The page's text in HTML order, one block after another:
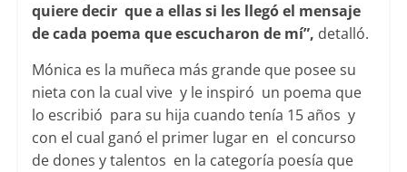
quiere decir que a ellas si les llegó el mensaje
de cada poema que escucharon de mí”, detalló.
Mónica es la muñeca más grande que posee su
nieta con la cual vive y le inspiró un poema que
lo escribió para su hija cuando tenía 15 años y
con el cual ganó el primer lugar en el concurso
de dones y talentos en la categoría poesía que